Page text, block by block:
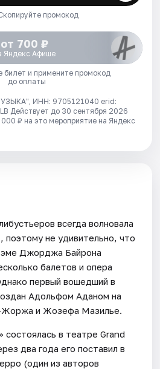
промокод
от 700 ₽
Яндекс Афише
билет и примените промокод
до оплаты
ИНН: 9705121040 erid:
Действует до 30 сентября 2026
₽ на это мероприятие на Яндекс
всегда волновала
поэтому не удивительно, что
Джорджа Байрона
балетов и опера
первый вошедший в
Адольфом Аданом на
и Жозефа Мазилье.
в театре Grand
два года его поставил в
(один из авторов